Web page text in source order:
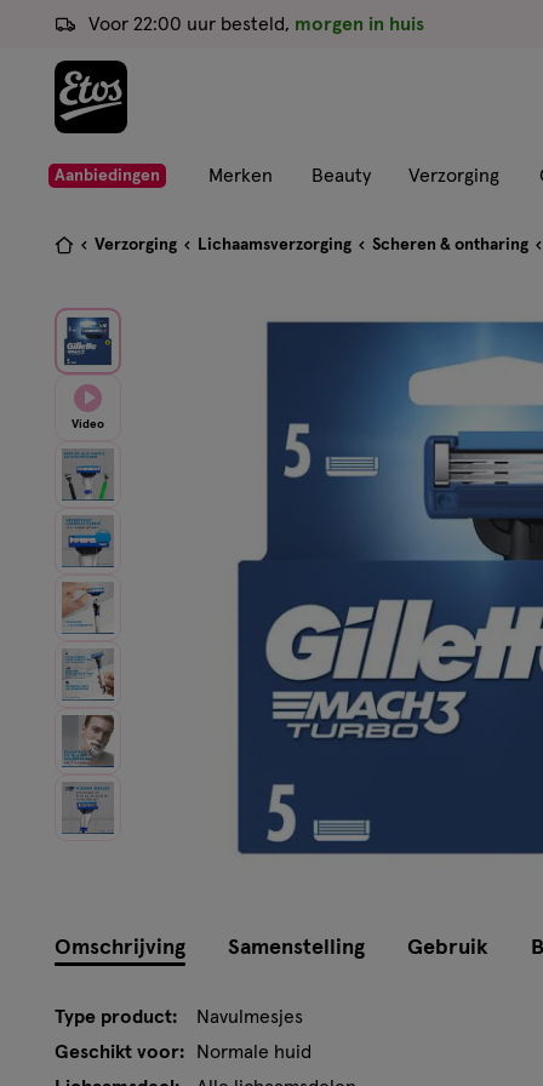
ga
de
hoofd
ga
de
naar
de
footer
Voor 22:00 uur besteld, morgen in huis
Aanbiedingen Merken Beauty Verzorging
Je
hier:
Verzorging Lichaamsverzorging Scheren & ontharing
Instellingen aanpassen
Video
Omschrijving Samenstelling Gebruik
Type product:
Navulmesjes
Geschikt voor:
Normale huid